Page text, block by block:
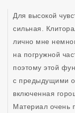
Для высокой
сильная.
лично мне
на погружной
поэтому этой
с предыдущими
включенная
Материал очень